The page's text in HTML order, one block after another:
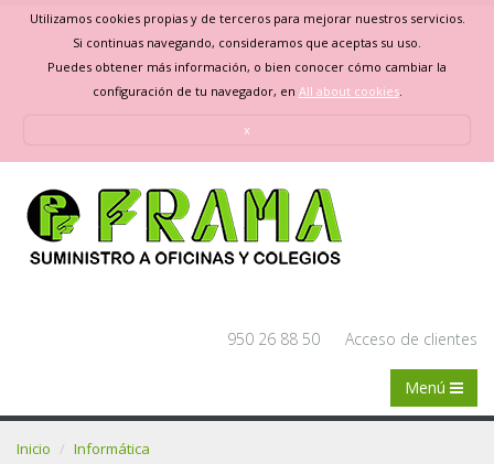
Utilizamos cookies propias y de terceros para mejorar nuestros servicios.
Si continuas navegando, consideramos que aceptas su uso.
Puedes obtener más información, o bien conocer cómo cambiar la
configuración de tu navegador, en All about cookies.
x
950 26 88 50 Acceso de clientes
Menú
Inicio
Informática